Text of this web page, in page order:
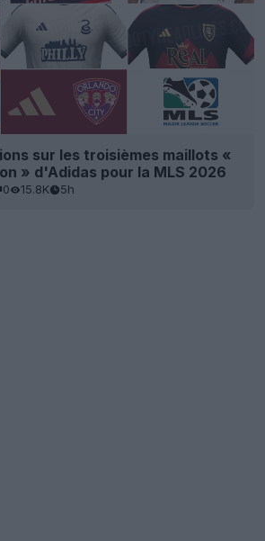
sur les troisièmes maillots «
» d'Adidas pour la MLS 2026
0 15.8K 5h